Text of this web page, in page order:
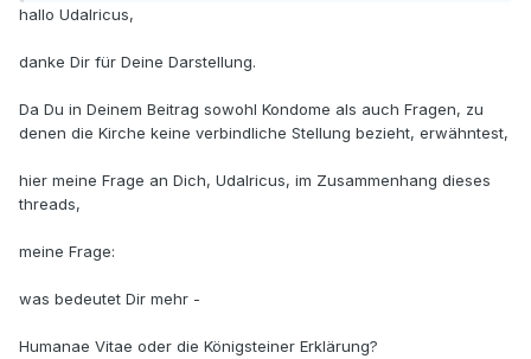
hallo Udalricus,
danke Dir für Deine Darstellung.
Da Du in Deinem Beitrag sowohl Kondome als auch Fragen, zu
denen die Kirche keine verbindliche Stellung bezieht, erwähntest,
hier meine Frage an Dich, Udalricus, im Zusammenhang dieses
threads,
meine Frage:
was bedeutet Dir mehr -
Humanae Vitae oder die Königsteiner Erklärung?